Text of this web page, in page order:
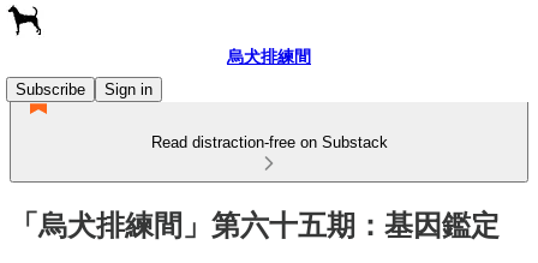
烏犬排練間
Subscribe
Sign in
Read distraction-free on Substack
「烏犬排練間」第六十五期：基因鑑定